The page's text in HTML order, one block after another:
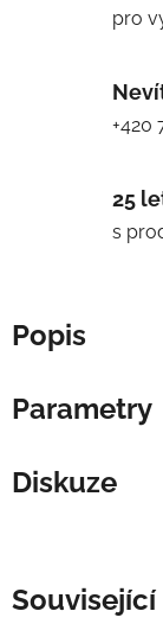
pro
+420
25
s
Popis
Parametry
Diskuze